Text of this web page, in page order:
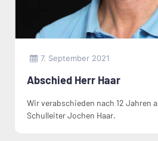
7. September 2021
Abschied Herr Haar
Wir verabschieden nach 12 Jahren
Schulleiter Jochen Haar.